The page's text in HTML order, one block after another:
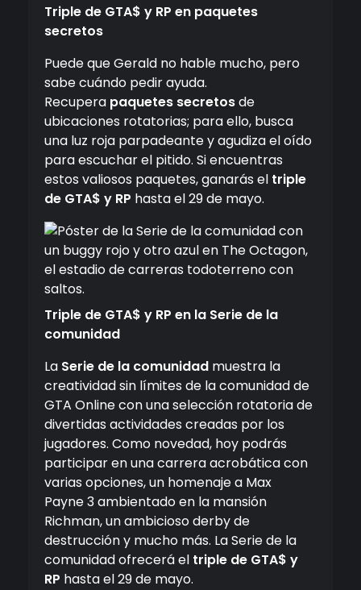
Triple de GTA$ y RP en paquetes
secretos
Puede que Gerald no hable mucho, pero
sabe cuándo pedir ayuda.
Recupera paquetes secretosde
ubicaciones rotatorias; para ello, busca
una luz roja parpadeante y agudiza el oído
para escuchar el pitido. Si encuentras
estos valiosos paquetes, ganarás el triple
de GTA$ y RP hasta el 29 de mayo.
Triple de GTA$ y RP en la Serie de la
comunidad
La Serie de la comunidad muestra la
creatividad sin límites de la comunidad de
GTA Online con una selección rotatoria de
divertidas actividades creadas por los
jugadores. Como novedad, hoy podrás
participar en una carrera acrobática con
varias opciones, un homenaje a Max
Payne 3 ambientado en la mansión
Richman, un ambicioso derby de
destrucción y mucho más. La Serie de la
comunidad ofrecerá el triple de GTA$ y
RP hasta el 29 de mayo.